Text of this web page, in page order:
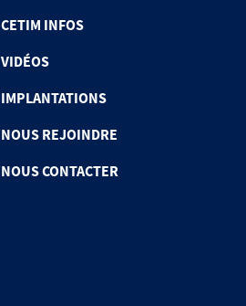
CETIM INFOS
VIDÉOS
IMPLANTATIONS
NOUS REJOINDRE
NOUS CONTACTER